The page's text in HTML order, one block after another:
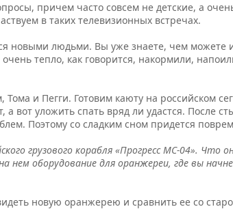
причем часто совсем не детские, а
в таких телевизионных встречах.
новыми людьми. Вы уже знаете, чем можете
тепло, как говорится, накормили,
и Пегги. Готовим каюту на российском
вот уложить спать вряд ли удастся. После
Поэтому со сладким сном придется
грузового корабля «Прогресс МС-04». Что
нем оборудование для оранжереи, где вы
новую оранжерею и сравнить ее со